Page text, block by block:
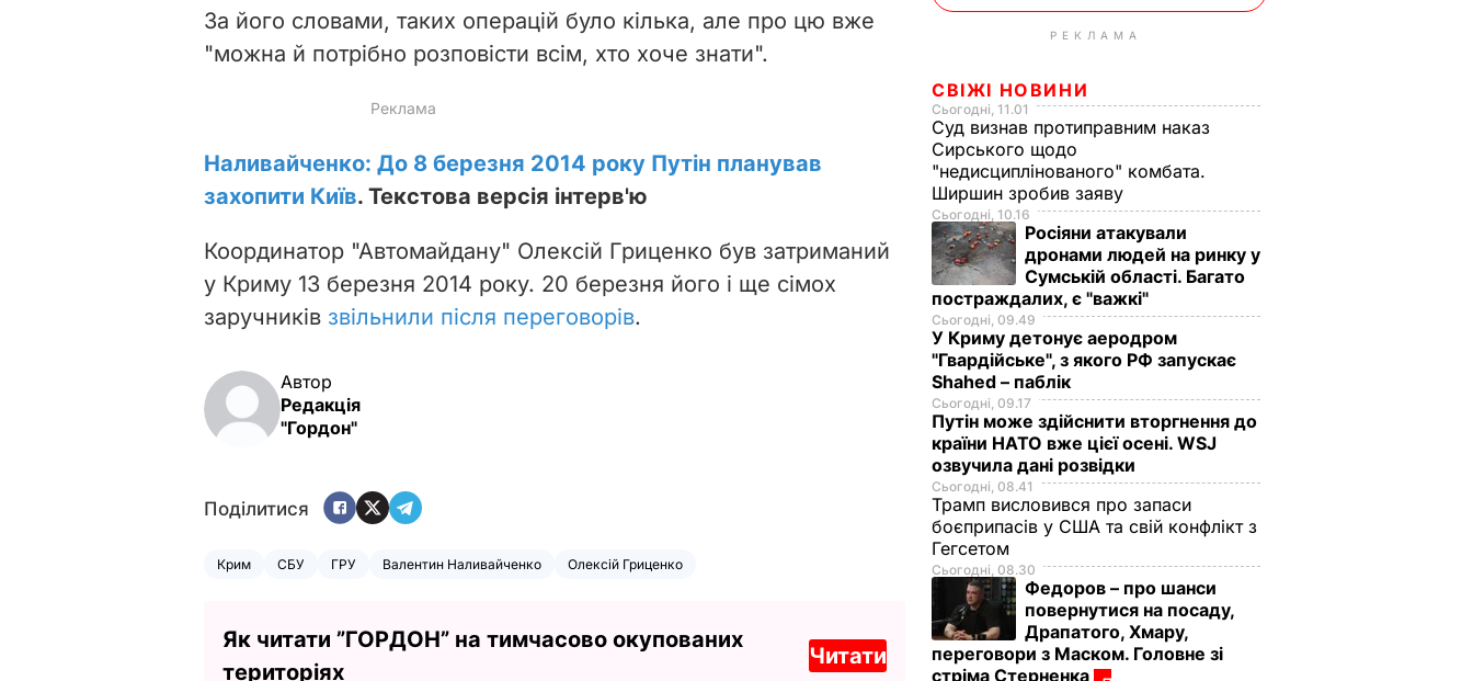
За його словами, таких операцій було кілька, але про цю вже
"можна й потрібно розповісти всім, хто хоче знати".
Наливайченко: До 8 березня 2014 року Путін планував
захопити Київ. Текстова версія інтерв'ю
Координатор "Автомайдану" Олексій Гриценко був затриманий
у Криму 13 березня 2014 року. 20 березня його і ще сімох
заручників звільнили після переговорів.
Автор
Редакція
"Гордон"
Поділитися
Крим СБУ ГРУ Валентин Наливайченко Олексій Гриценко
Як читати ”ГОРДОН” на тимчасово окупованих
територіях
Читати
РЕКЛАМА
СВІЖІ НОВИНИ
Сьогодні, 11.01
Суд визнав протиправним наказ
Сирського щодо
"недисциплінованого" комбата.
Ширшин зробив заяву
Сьогодні, 10.16
Росіяни атакували
дронами людей на ринку у
Сумській області. Багато
постраждалих, є "важкі"
Сьогодні, 09.49
У Криму детонує аеродром
"Гвардійське", з якого РФ запускає
Shahed – паблік
Сьогодні, 09.17
Путін може здійснити вторгнення до
країни НАТО вже цієї осені. WSJ
озвучила дані розвідки
Сьогодні, 08.41
Трамп висловився про запаси
боєприпасів у США та свій конфлікт з
Гегсетом
Сьогодні, 08.30
Федоров – про шанси
повернутися на посаду,
Драпатого, Хмару,
переговори з Маском. Головне зі
стріма Стерненка